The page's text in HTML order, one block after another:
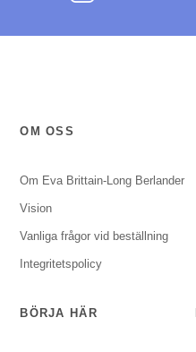
OM OSS
Om Eva Brittain-Long Berlander
Vision
Vanliga frågor vid beställning
Integritetspolicy
BÖRJA HÄR